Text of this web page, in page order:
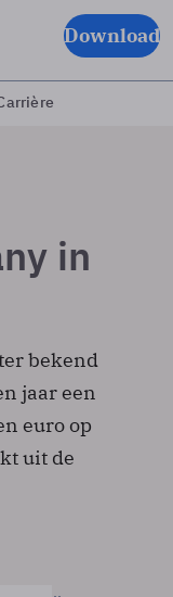
Download
in
bekend
jaar een
euro op
uit de